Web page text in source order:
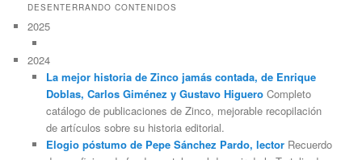
DESENTERRANDO CONTENIDOS
2025
2024
La mejor historia de Zinco jamás contada, de Enrique
Doblas, Carlos Giménez y Gustavo HigueroCompleto
catálogo de publicaciones de Zinco, mejorable recopilación
de artículos sobre su historia editorial.
Elogio póstumo de Pepe Sánchez Pardo, lectorRecuerdo